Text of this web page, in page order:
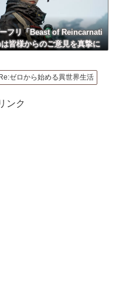
フリ「Beast of Reincarnati
皆様からのご意見を真摯に
Re:ゼロから始める異世界生活
ンク